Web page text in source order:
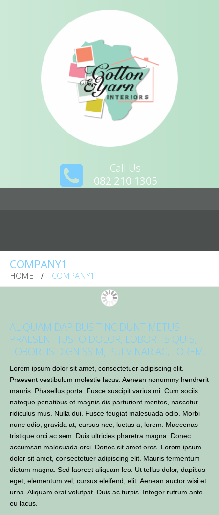
Call Us
082 210 1305
COMPANY1
HOME COMPANY1
ALIQUAM DAPIBUS TINCIDUNT METUS.
PRAESENT JUSTO DOLOR, LOBORTIS QUIS,
LOBORTIS DIGNISSIM, PULVINAR AC, LOREM.
Lorem ipsum dolor sit amet, consectetuer adipiscing elit.
Praesent vestibulum molestie lacus. Aenean nonummy hendrerit
mauris. Phasellus porta. Fusce suscipit varius mi. Cum sociis
natoque penatibus et magnis dis parturient montes, nascetur
ridiculus mus. Nulla dui. Fusce feugiat malesuada odio. Morbi
nunc odio, gravida at, cursus nec, luctus a, lorem. Maecenas
tristique orci ac sem. Duis ultricies pharetra magna. Donec
accumsan malesuada orci. Donec sit amet eros. Lorem ipsum
dolor sit amet, consectetuer adipiscing elit. Mauris fermentum
dictum magna. Sed laoreet aliquam leo. Ut tellus dolor, dapibus
eget, elementum vel, cursus eleifend, elit. Aenean auctor wisi et
urna. Aliquam erat volutpat. Duis ac turpis. Integer rutrum ante
eu lacus.